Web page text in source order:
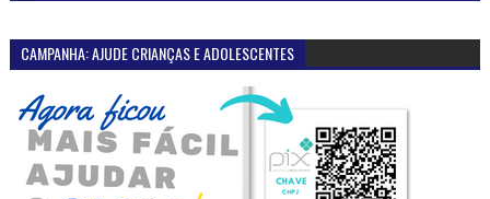
CAMPANHA: AJUDE CRIANÇAS E ADOLESCENTES